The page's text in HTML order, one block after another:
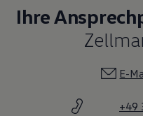
Ihre
E-
+49